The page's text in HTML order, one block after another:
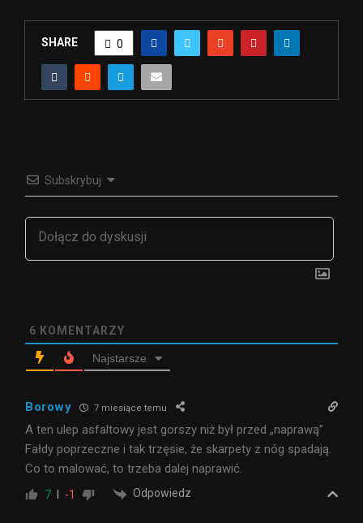
SHARE 0
Subskrybuj
6 KOMENTARZY
Najstarsze
Borowy 7 miesiące temu
A ten ulep asfaltowy jest gorszy niż był przed „naprawą”
Fałdy poprzeczne i tak trzęsie, że skarpety z nóg spadają.
Co to malować, to trzeba dalej naprawić.
7 -1 Odpowiedz